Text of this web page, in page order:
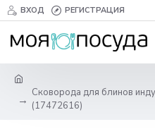
ВХОД РЕГИСТРАЦИЯ
Сковорода для блинов
(17472616)